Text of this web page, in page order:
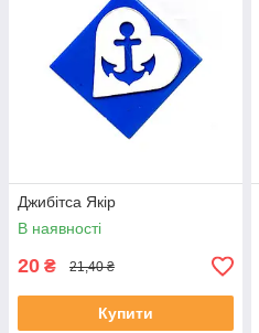
Джибітса Якір
В наявності
20 ₴ 21,40 ₴
Купити